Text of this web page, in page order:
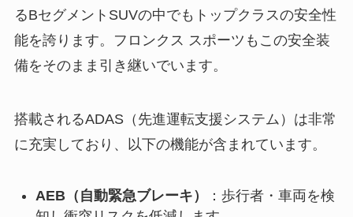
るBセグメントSUVの中でもトップクラスの安全性
能を誇ります。フロンクス スポーツもこの安全装
備をそのまま引き継いでいます。
搭載されるADAS（先進運転支援システム）は非常
に充実しており、以下の機能が含まれています。
AEB（自動緊急ブレーキ）
：歩行者・車両を検